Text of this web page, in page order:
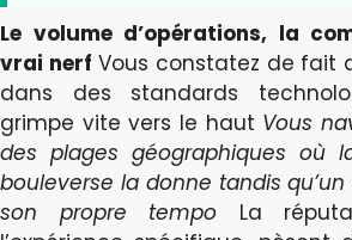
Le volume d’opérations, la
vrai nerf Vous constatez de fait
dans des standards
grimpe vite vers le haut Vous
des plages géographiques où
bouleverse la donne tandis
son propre tempo La